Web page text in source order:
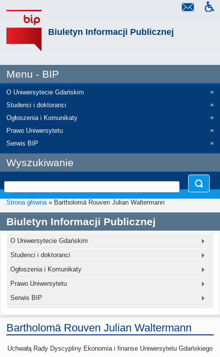
Biuletyn Informacji Publicznej
Menu - BIP
O Uniwersytecie Gdańskim
»
Studenci i doktoranci
»
Ogłoszenia i Komunikaty
»
Prawo Uniwersytetu
»
Serwis BIP
»
Wyszukiwanie
Strona główna» Bartholomä Rouven Julian Waltermann
Biuletyn Informacji Publicznej
O Uniwersytecie Gdańskim
Studenci i doktoranci
Ogłoszenia i Komunikaty
Prawo Uniwersytetu
Serwis BIP
Bartholomä Rouven Julian Waltermann
Uchwałą Rady Dyscypliny Ekonomia i finanse Uniwersytetu Gdańskiego